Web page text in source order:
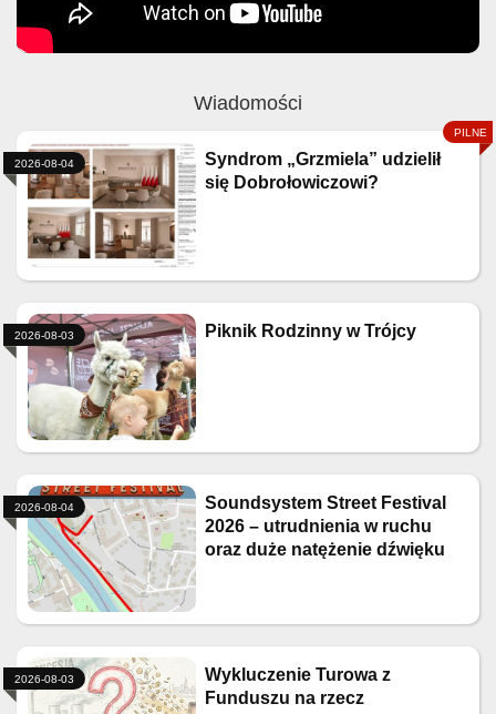
Wiadomości
Syndrom „Grzmiela” udzielił
się Dobrołowiczowi?
2026-08-04
Piknik Rodzinny w Trójcy
2026-08-03
Soundsystem Street Festival
2026 – utrudnienia w ruchu
oraz duże natężenie dźwięku
2026-08-04
Wykluczenie Turowa z
Funduszu na rzecz
2026-08-03